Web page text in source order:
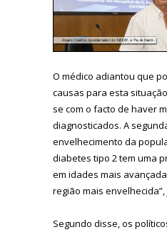
O médico adiantou que
causas para esta
se com o facto de haver
diagnosticados. A
envelhecimento da
diabetes tipo 2 tem uma
em idades mais
região mais
Segundo disse, os